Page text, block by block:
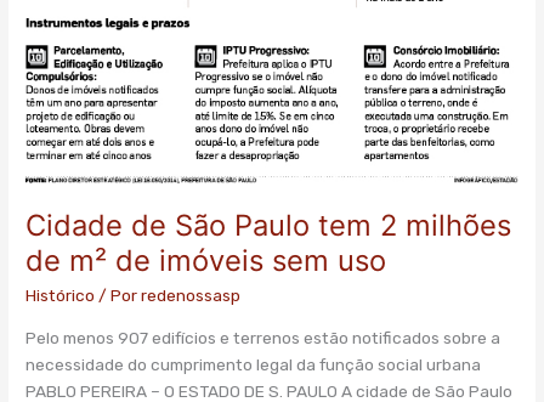
Cidade de São Paulo tem 2 milhões
de m² de imóveis sem uso
Histórico / Porredenossasp
Pelo menos 907 edifícios e terrenos estão notificados sobre a
necessidade do cumprimento legal da função social urbana
PABLO PEREIRA – O ESTADO DE S. PAULO A cidade de São Paulo
sem
uso